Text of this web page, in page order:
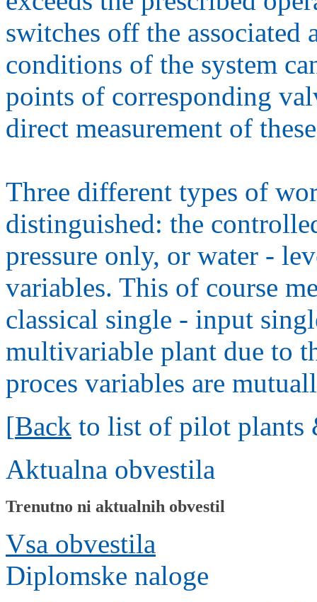
switches off the
conditions of the system
points of corresponding
direct measurement of
Three different types of
distinguished: the
pressure only, or water -
variables. This of course
classical single - input
multivariable plant due to
proces variables are
[Back to list of pilot plants
Aktualna obvestila
Trenutno ni aktualnih obvestil
Vsa obvestila
Diplomske naloge